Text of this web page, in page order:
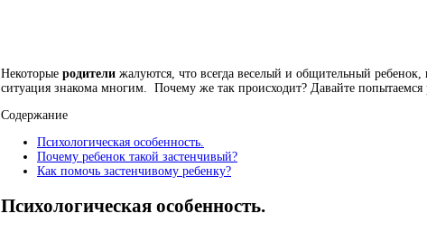
Некоторые родители жалуются, что всегда веселый и общительный ребенок,
ситуация знакома многим. Почему же так происходит? Давайте попытаемся
Содержание
Психологическая особенность.
Почему ребенок такой застенчивый?
Как помочь застенчивому ребенку?
Психологическая особенность.